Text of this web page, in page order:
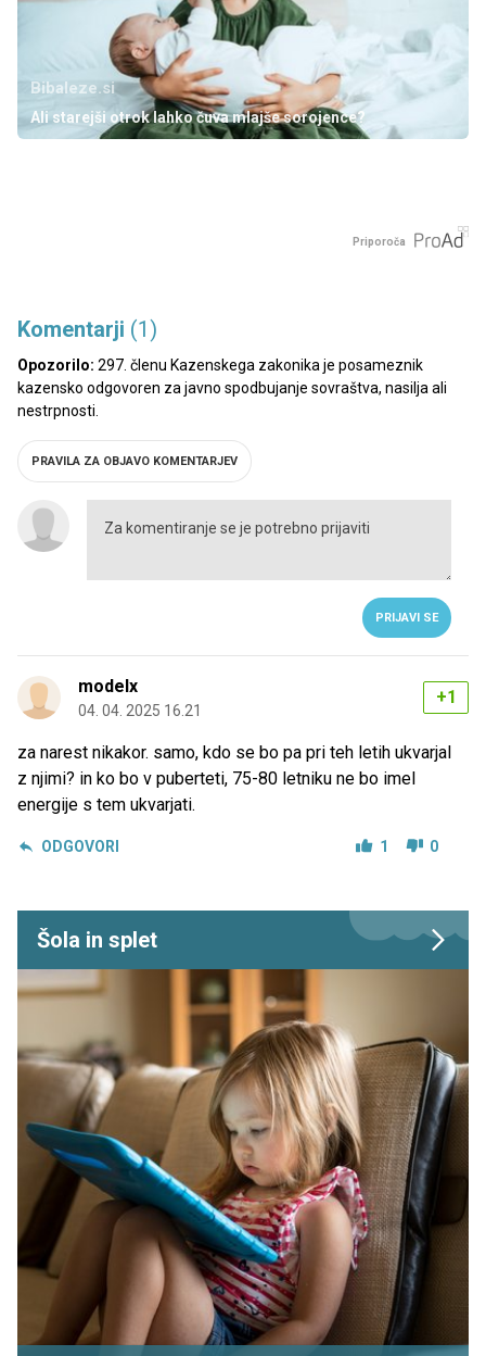
Bibaleze.si
Ali starejši otrok lahko čuva mlajše sorojence?
Priporoča
Komentarji (1)
Opozorilo: 297. členu Kazenskega zakonika je posameznik
kazensko odgovoren za javno spodbujanje sovraštva, nasilja ali
nestrpnosti.
PRAVILA ZA OBJAVO KOMENTARJEV
PRIJAVI SE
modelx
04. 04. 2025 16.21
+1
za narest nikakor. samo, kdo se bo pa pri teh letih ukvarjal
z njimi? in ko bo v puberteti, 75-80 letniku ne bo imel
energije s tem ukvarjati.
ODGOVORI 1 0
Šola in splet